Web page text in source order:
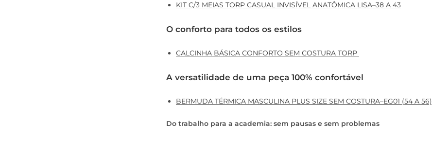
KIT C/3 MEIAS TORP CASUAL INVISÍVEL ANATÔMICA LISA–38 A 43
O conforto para todos os estilos
CALCINHA BÁSICA CONFORTO SEM COSTURA TORP
A versatilidade de uma peça 100% confortável
BERMUDA TÉRMICA MASCULINA PLUS SIZE SEM COSTURA–EG01 (54 A 56)
Do trabalho para a academia: sem pausas e sem problemas